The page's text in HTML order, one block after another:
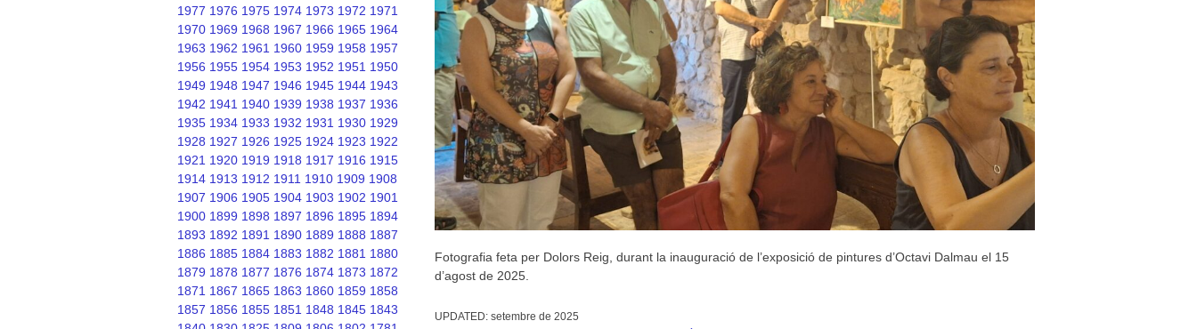
Fotografia feta per Dolors Reig, durant la inauguració de l’exposició de pintures d’Octavi Dalmau el 15
d’agost de 2025.
UPDATED: setembre de 2025
1977 1976 1975 1974 1973 1972 1971
1970 1969 1968 1967 1966 1965 1964
1963 1962 1961 1960 1959 1958 1957
1956 1955 1954 1953 1952 1951 1950
1949 1948 1947 1946 1945 1944 1943
1942 1941 1940 1939 1938 1937 1936
1935 1934 1933 1932 1931 1930 1929
1928 1927 1926 1925 1924 1923 1922
1921 1920 1919 1918 1917 1916 1915
1914 1913 1912 1911 1910 1909 1908
1907 1906 1905 1904 1903 1902 1901
1900 1899 1898 1897 1896 1895 1894
1893 1892 1891 1890 1889 1888 1887
1886 1885 1884 1883 1882 1881 1880
1879 1878 1877 1876 1874 1873 1872
1871 1867 1865 1863 1860 1859 1858
1857 1856 1855 1851 1848 1845 1843